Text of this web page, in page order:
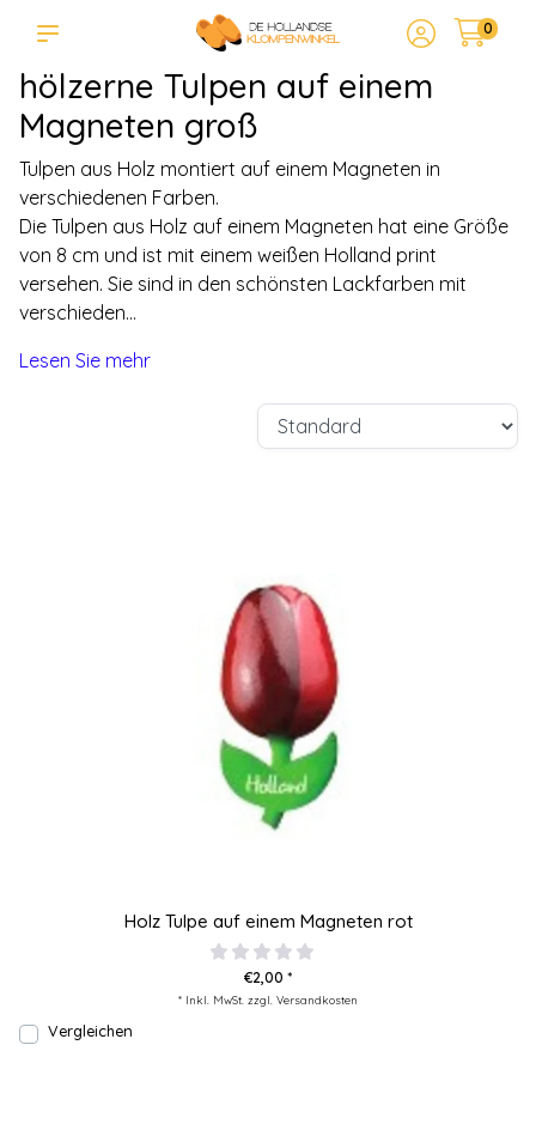
0
hölzerne Tulpen auf einem
Magneten groß
Tulpen aus Holz montiert auf einem Magneten in
verschiedenen Farben.
Die Tulpen aus Holz auf einem Magneten hat eine Größe
von 8 cm und ist mit einem weißen Holland print
versehen. Sie sind in den schönsten Lackfarben mit
verschieden...
Lesen Sie mehr
Holz Tulpe auf einem Magneten rot
€2,00 *
* Inkl. MwSt. zzgl. Versandkosten
Vergleichen